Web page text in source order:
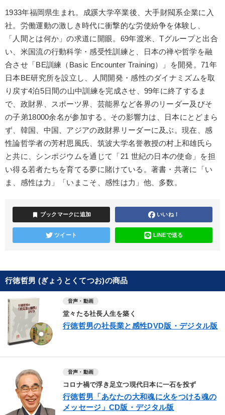
1933年福岡県生まれ。成蹊大学卒業後、大手財閥系企業に入
社。労働運動の激しき時代に衝撃的な労使紛争を体験し、
「人間とは何か」の求道に開眼。69年渡米、Tグループと出合
い、米国流の行動科学・感受性訓練と、日本の禅や哲学を融
合させ「BE訓練（Basic Encounter Training）」を開発。71年
日本BE研究所を設立し、人間開発・感性のダイナミズムを取
り戻す4泊5日間の山中訓練を完成させ、99年に終了するま
で、政財界、スポーツ界、芸能界など各界のリーダー及びそ
の子弟18000余名が参加する。その影響力は、日本にとどまら
ず、韓国、中国、アジアの政財界リーダーに及ぶ。現在、感
性論哲学者の芳村思風氏、筑波大学名誉教授の村上和雄氏ら
と共に、シンポジウムを通じて「21 世紀の日本の使命」を担
い得る若者たちを育てる夢に賭けている。著書・共著に「い
ま、感性は力」「いまこそ、感性は力」他、多数。
bookmark ブックマークに追加 いいね！
ツイート LINEで送る
行徳哲男 (ぎょうとくてつお)の商品
音声・動画
堂々たる社長人生を築く
行徳哲男の社長業と感性DVD版・デジタル版
音声・動画
コロナ禍で浮き足立つ現代日本に一石を投ず
行徳哲男「あなたの大和魂に火をつける魂の
メッセージ」CD版・デジタル版